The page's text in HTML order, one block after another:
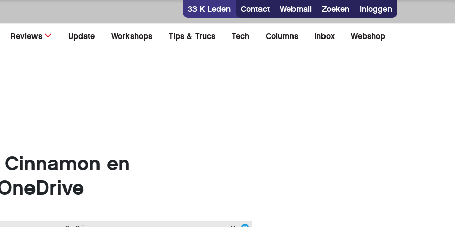
33 K Leden Contact Webmail Zoeken Inloggen
Reviews Update Workshops Tips & Trucs Tech Columns Inbox Webshop
en